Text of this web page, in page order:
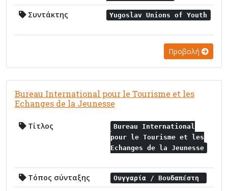
Συντάκτης Yugoslav Unions of Youth
Προβολή
Bureau International pour le Tourisme et les
Echanges de la Jeunesse
Τίτλος
Bureau International
pour le Tourisme et les
Echanges de la Jeunesse
Τόπος σύνταξης Ουγγαρία / Βουδαπέστη